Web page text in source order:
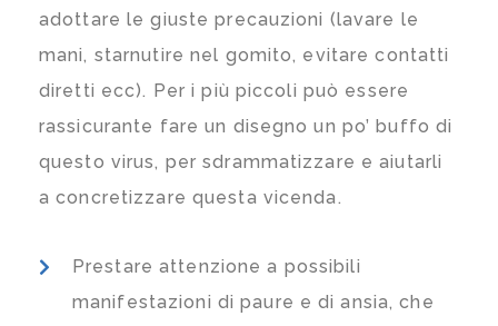
adottare le giuste precauzioni (lavare le
mani, starnutire nel gomito, evitare contatti
diretti ecc). Per i più piccoli può essere
rassicurante fare un disegno un po’ buffo di
questo virus, per sdrammatizzare e aiutarli
a concretizzare questa vicenda.
Prestare attenzione a possibili
manifestazioni di paure e di ansia, che